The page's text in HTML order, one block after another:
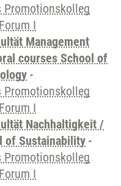
Promotionskolleg
I
Management
courses School of
-
Promotionskolleg
I
Nachhaltigkeit /
of Sustainability -
Promotionskolleg
I